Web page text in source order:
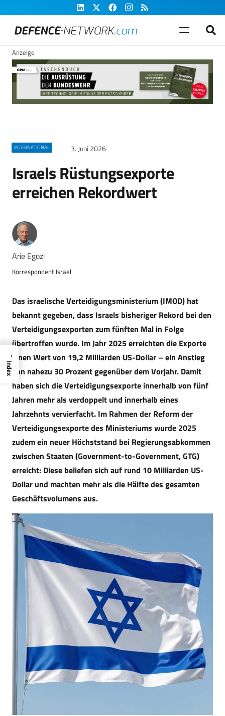
Anzeige
INTERNATIONAL 3. Juni 2026
Israels Rüstungsexporte
erreichen Rekordwert
Arie Egozi
Korrespondent Israel
Das israelische Verteidigungsministerium (IMOD) hat
bekannt gegeben, dass Israels bisheriger Rekord bei den
Verteidigungsexporten zum fünften Mal in Folge
übertroffen wurde. Im Jahr 2025 erreichten die Exporte
einen Wert von 19,2 Milliarden US-Dollar – ein Anstieg
von nahezu 30 Prozent gegenüber dem Vorjahr. Damit
haben sich die Verteidigungsexporte innerhalb von fünf
Jahren mehr als verdoppelt und innerhalb eines
Jahrzehnts vervierfacht. Im Rahmen der Reform der
Verteidigungsexporte des Ministeriums wurde 2025
zudem ein neuer Höchststand bei Regierungsabkommen
zwischen Staaten (Government-to-Government, GTG)
erreicht: Diese beliefen sich auf rund 10 Milliarden US-
Dollar und machten mehr als die Hälfte des gesamten
Geschäftsvolumens aus.
→
Index